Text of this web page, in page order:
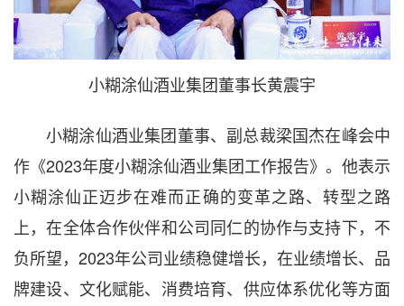
小糊涂仙酒业集团董事长黄震宇
小糊涂仙酒业集团董事、副总裁梁国杰在峰会中
作《2023年度小糊涂仙酒业集团工作报告》。他表示
小糊涂仙正迈步在难而正确的变革之路、转型之路
上，在全体合作伙伴和公司同仁的协作与支持下，不
负所望，2023年公司业绩稳健增长，在业绩增长、品
牌建设、文化赋能、消费培育、供应体系优化等方面